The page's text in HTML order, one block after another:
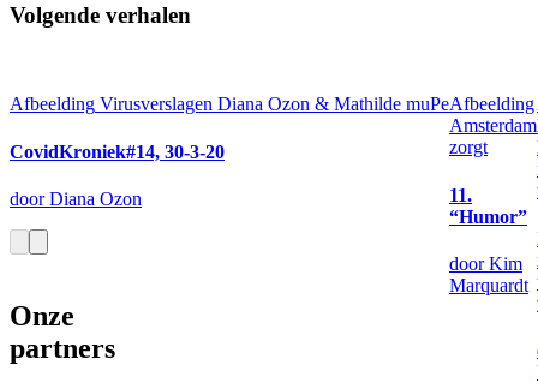
Volgende verhalen
Afbeelding Virusverslagen Diana Ozon & Mathilde muPe
CovidKroniek#14, 30-3-20
door Diana Ozon
Afbeelding
Amsterdam
zorgt
11.
“Humor”
door Kim
Marquardt
Onze
partners